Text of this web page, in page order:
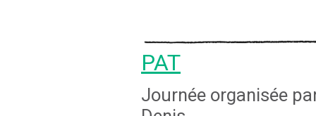
PAT
Journée organisée